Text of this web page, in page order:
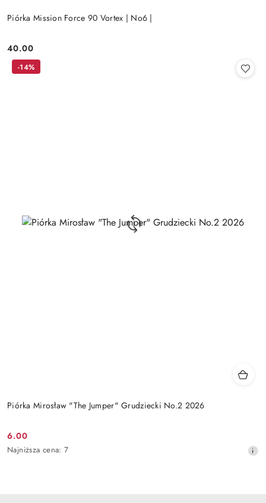
Piórka Mission Force 90 Vortex | No6 |
Cena:
40.00
Piórka Mirosław "The Jumper" Grudziecki No.2 2026
Cena
promocyjna:
6.00
Najniższa
Najniższa cena: 7
-14%